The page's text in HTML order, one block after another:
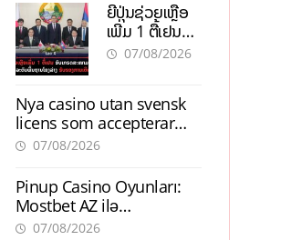
ສາກົນ, ຫັນສູ່ດິຈິ
ຕອນ
ຍີ່ປຸ່ນຊ່ວຍເຫຼືອ
ເພີ່ມ 1 ຕື້ເຢນ
ອັບເກຣດ
ເຕີບໂຕ
07/08/2026
Nya casino utan svensk
licens som accepterar
Swish: En jämförelse
07/08/2026
Pinup Casino Oyunları:
Mostbet AZ ilə
Müqayisədə Nə Təqdim
07/08/2026